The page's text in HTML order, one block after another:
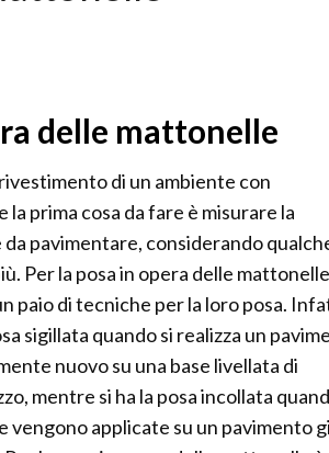
delle mattonelle
di un ambiente con
la prima cosa da fare è misurare la
pavimentare, considerando
Per la posa in opera delle mattonelle
paio di tecniche per la loro posa.
sigillata quando si realizza un
nuovo su una base livellata di
mentre si ha la posa incollata
vengono applicate su un pavimento